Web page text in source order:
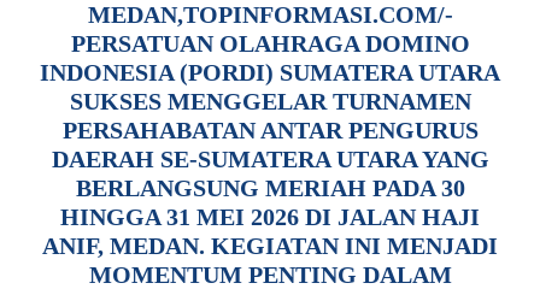
MEDAN,TOPINFORMASI.COM/-
PERSATUAN OLAHRAGA DOMINO
INDONESIA (PORDI) SUMATERA UTARA
SUKSES MENGGELAR TURNAMEN
PERSAHABATAN ANTAR PENGURUS
DAERAH SE-SUMATERA UTARA YANG
BERLANGSUNG MERIAH PADA 30
HINGGA 31 MEI 2026 DI JALAN HAJI
ANIF, MEDAN. KEGIATAN INI MENJADI
MOMENTUM PENTING DALAM